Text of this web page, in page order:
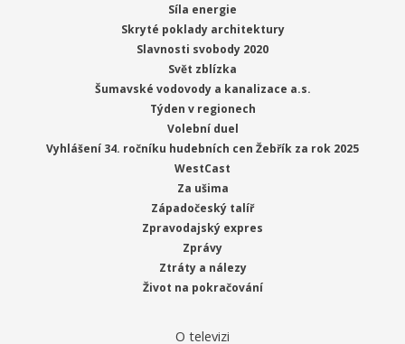
Síla energie
Skryté poklady architektury
Slavnosti svobody 2020
Svět zblízka
Šumavské vodovody a kanalizace a.s.
Týden v regionech
Volební duel
Vyhlášení 34. ročníku hudebních cen Žebřík za rok 2025
WestCast
Za ušima
Západočeský talíř
Zpravodajský expres
Zprávy
Ztráty a nálezy
Život na pokračování
O televizi